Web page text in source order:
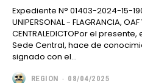
Expediente N° 01403-2024-15-
UNIPERSONAL - FLAGRANCIA, OAF
CENTRALEDICTOPor el presente,
Sede Central, hace de
signado con el...
REGION - 08/04/2025